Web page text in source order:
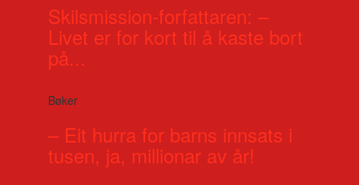
Skilsmission-forfattaren: –
Livet er for kort til å kaste bort
på...
Bøker
– Eit hurra for barns innsats i
tusen, ja, millionar av år!